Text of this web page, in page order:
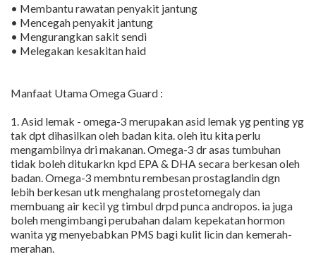
• Membantu rawatan penyakit jantung
• Mencegah penyakit jantung
• Mengurangkan sakit sendi
• Melegakan kesakitan haid
Manfaat Utama Omega Guard :
1. Asid lemak - omega-3 merupakan asid lemak yg penting yg
tak dpt dihasilkan oleh badan kita. oleh itu kita perlu
mengambilnya dri makanan. Omega-3 dr asas tumbuhan
tidak boleh ditukarkn kpd EPA & DHA secara berkesan oleh
badan. Omega-3 membntu rembesan prostaglandin dgn
lebih berkesan utk menghalang prostetomegaly dan
membuang air kecil yg timbul drpd punca andropos. ia juga
boleh mengimbangi perubahan dalam kepekatan hormon
wanita yg menyebabkan PMS bagi kulit licin dan kemerah-
merahan.